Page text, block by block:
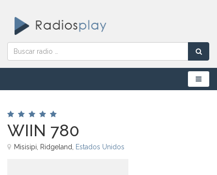
Menú
WIIN 780
Misisipi, Ridgeland, Estados Unidos